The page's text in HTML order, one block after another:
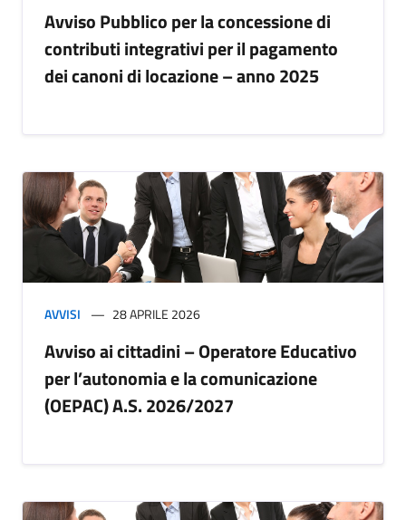
Avviso Pubblico per la concessione di
contributi integrativi per il pagamento
dei canoni di locazione – anno 2025
AVVISI 28 APRILE 2026
Avviso ai cittadini – Operatore Educativo
per l’autonomia e la comunicazione
(OEPAC) A.S. 2026/2027